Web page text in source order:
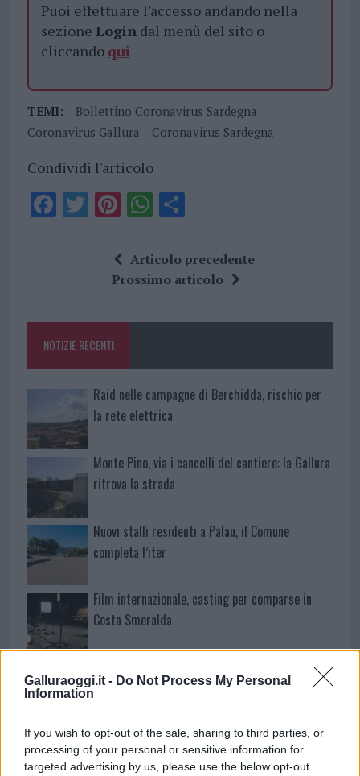
Galluraoggi.it - Do Not Process My Personal
Information
If you wish to opt-out of the sale, sharing to third parties, or
processing of your personal or sensitive information for
targeted advertising by us, please use the below opt-out
Puoi effettuare l'accesso andando nella
sezione Logindal menù del sito o
cliccando qui
TEMI:
Bollettino Coronavirus Sardegna
Coronavirus Gallura
Coronavirus Sardegna
Condividi l'articolo
F
o
k
T Pi
te
re
W
at
s
p
S
a
re
Articolo precedente
Prossimo articolo
NOTIZIE RECENTI
Raid nelle campagne di Berchidda, rischio per
la rete elettrica
Monte Pino, via i cancelli del cantiere: la Gallura
ritrova la strada
Nuovi stalli residenti a Palau, il Comune
completa l’iter
Film internazionale, casting per comparse in
Costa Smeralda
Porto Rotondo ospita la grande sfida della vela
nell’estate 2026
Controlli all’aeroporto di Olbia, sequestrati
caviale e sabbia rubata